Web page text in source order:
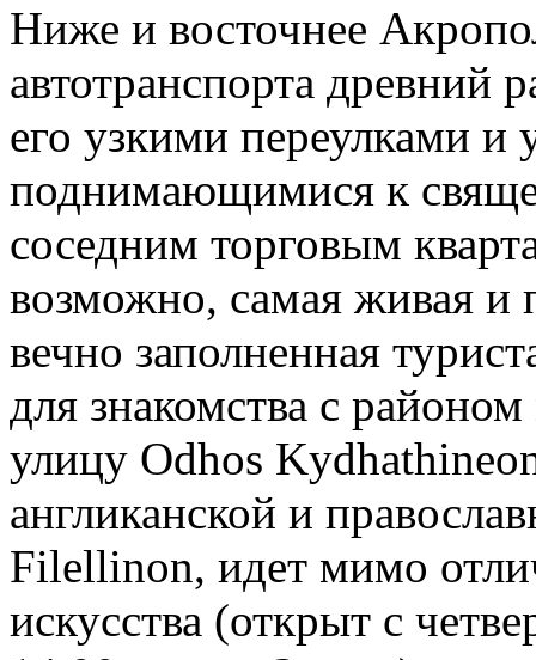
Ниже и восточнее
автотранспорта древний
его узкими переулками и
поднимающимися к
соседним торговым
возможно, самая живая и
вечно заполненная
для знакомства с
улицу Odhos
англиканской и
Filellinon, идет мимо
искусства (открыт с